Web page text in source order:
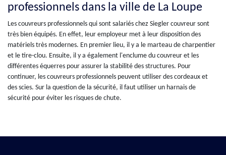
professionnels dans la ville de La Loupe
Les couvreurs professionnels qui sont salariés chez Siegler couvreur sont
très bien équipés. En effet, leur employeur met à leur disposition des
matériels très modernes. En premier lieu, il y a le marteau de charpentier
et le tire-clou. Ensuite, il y a également l'enclume du couvreur et les
différentes équerres pour assurer la stabilité des structures. Pour
continuer, les couvreurs professionnels peuvent utiliser des cordeaux et
des scies. Sur la question de la sécurité, il faut utiliser un harnais de
sécurité pour éviter les risques de chute.